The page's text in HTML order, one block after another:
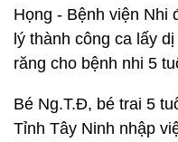
Họng - Bệnh viện Nhi
lý thành công ca lấy
răng cho bệnh nhi 5
Bé Ng.T.Đ, bé trai 5
Tỉnh Tây Ninh nhập